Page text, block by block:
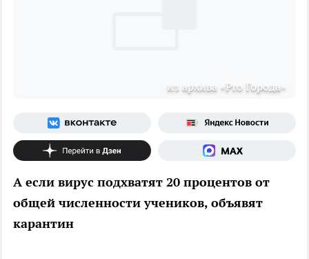
из архива «Pro Города»
А если вирус подхватят 20 процентов от
общей численности учеников, объявят
карантин